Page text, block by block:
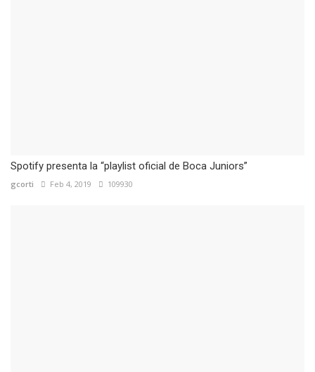
Spotify presenta la “playlist oficial de Boca Juniors”
gcorti Feb 4, 2019 109930